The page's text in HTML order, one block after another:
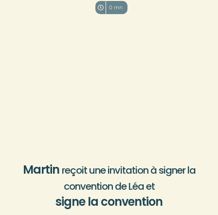
0 mn
Martin reçoit une invitation à signer la
convention de Léa et
signe la convention